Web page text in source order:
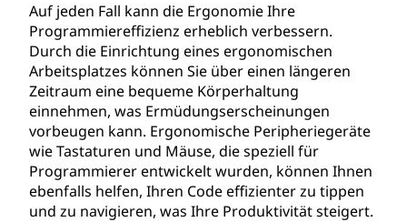
Auf jeden Fall kann die Ergonomie Ihre
Programmiereffizienz erheblich verbessern.
Durch die Einrichtung eines ergonomischen
Arbeitsplatzes können Sie über einen längeren
Zeitraum eine bequeme Körperhaltung
einnehmen, was Ermüdungserscheinungen
vorbeugen kann. Ergonomische Peripheriegeräte
wie Tastaturen und Mäuse, die speziell für
Programmierer entwickelt wurden, können Ihnen
ebenfalls helfen, Ihren Code effizienter zu tippen
und zu navigieren, was Ihre Produktivität steigert.